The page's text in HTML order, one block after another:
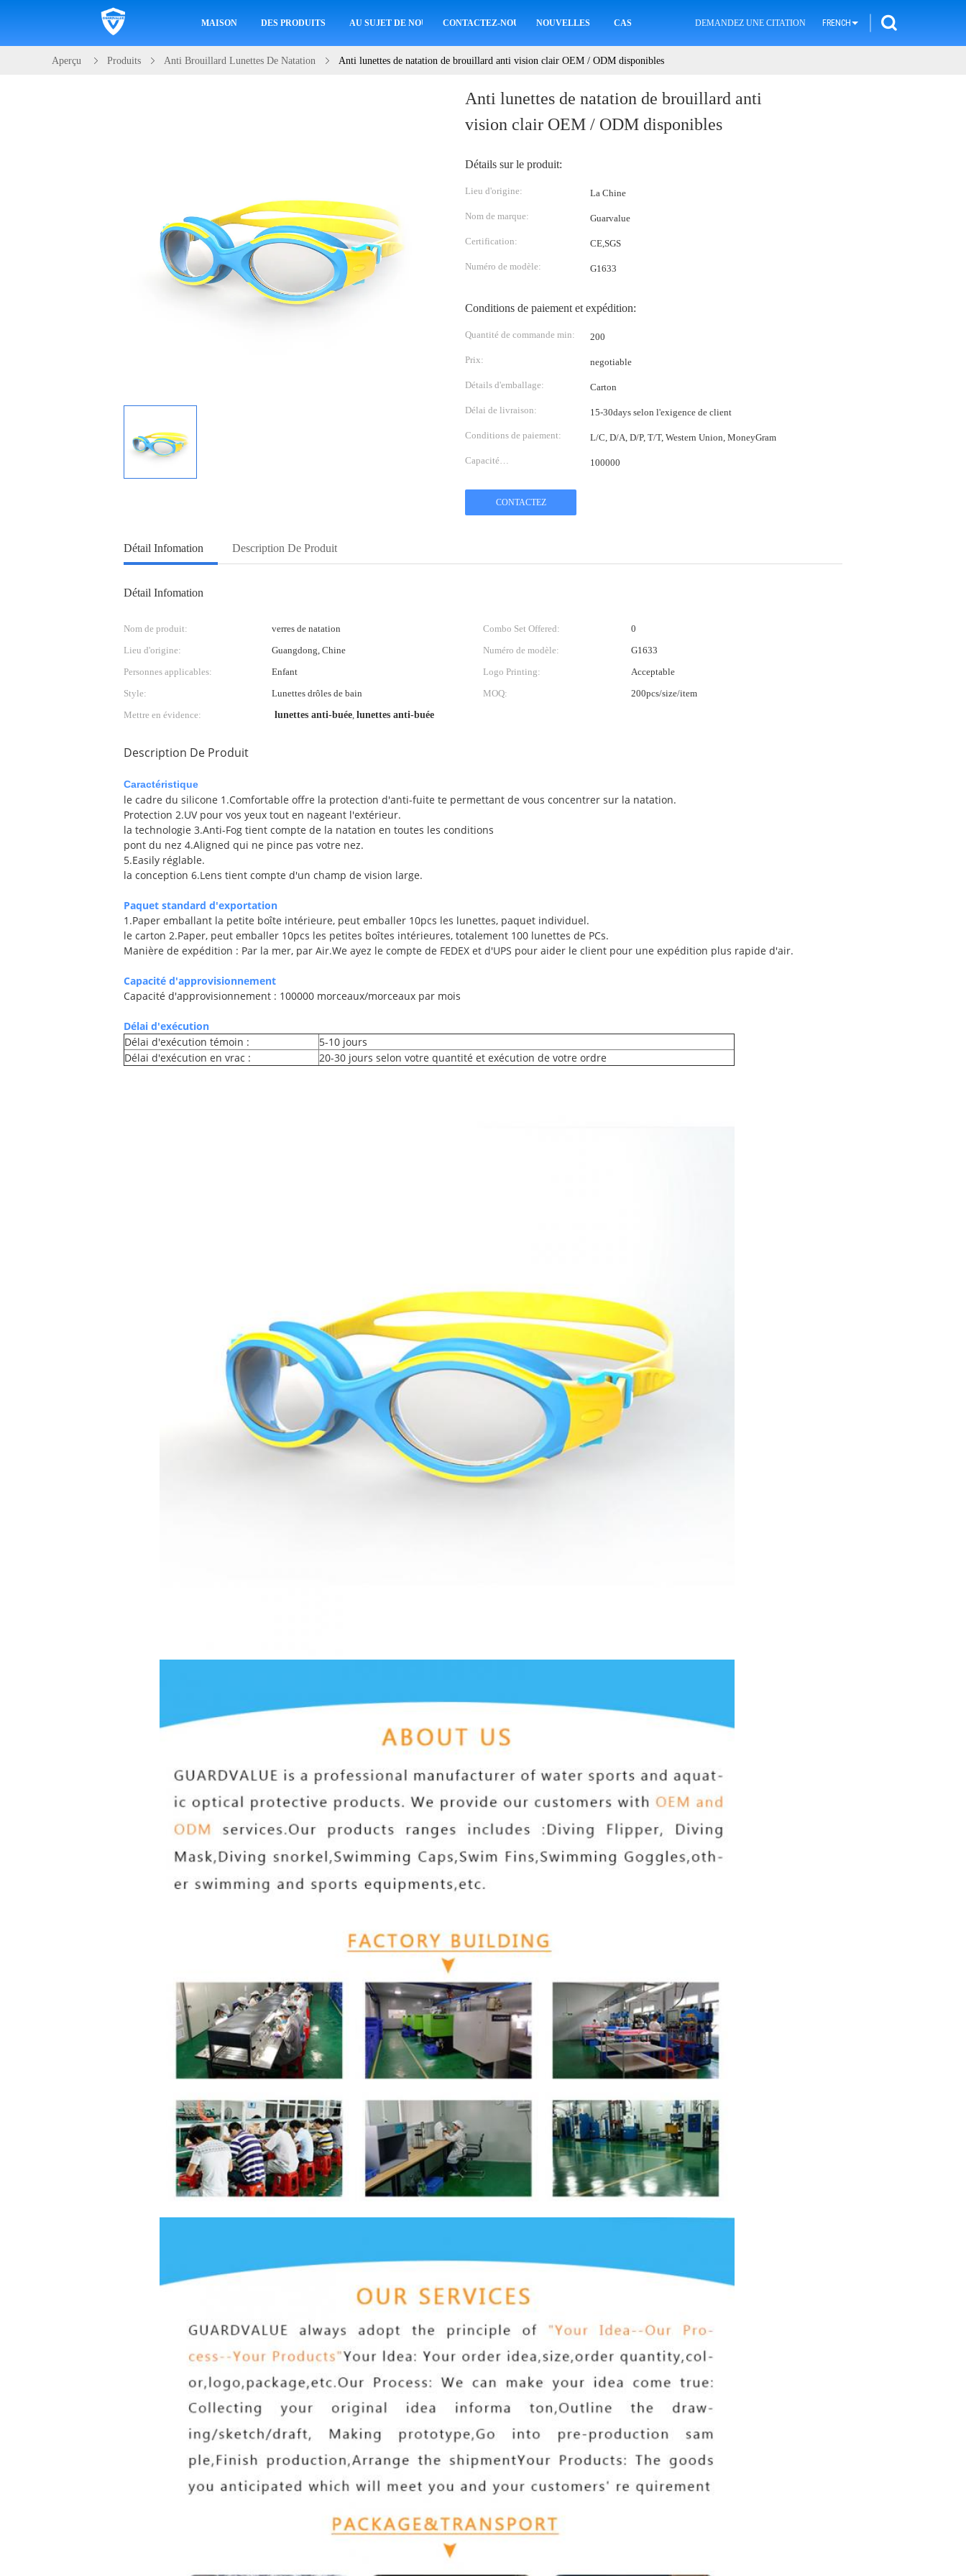
MAISON DES PRODUITS AU SUJET DE NOUS CONTACTEZ-NOUS NOUVELLES CAS DEMANDEZ UNE CITATION FRENCH
Aperçu Produits Anti Brouillard Lunettes De Natation Anti lunettes de natation de brouillard anti vision clair OEM / ODM disponibles
Anti lunettes de natation de brouillard anti
vision clair OEM / ODM disponibles
Détails sur le produit:
Lieu d'origine: La Chine
Nom de marque: Guarvalue
Certification: CE,SGS
Numéro de modèle: G1633
Conditions de paiement et expédition:
Quantité de commande min: 200
Prix: negotiable
Détails d'emballage: Carton
Délai de livraison: 15-30days selon l'exigence de client
Conditions de paiement: L/C, D/A, D/P, T/T, Western Union, MoneyGram
Capacité
100000
CONTACTEZ
Détail Infomation Description De Produit
Détail Infomation
Nom de produit: verres de natation Combo Set Offered:
0
Lieu d'origine:
Guangdong, Chine Numéro de modèle:
G1633
Personnes applicables:
Enfant Logo Printing:
Acceptable
Style:
Lunettes drôles de bain MOQ:
200pcs/size/item
Mettre en évidence:
lunettes anti-buée, lunettes anti-buée
Description De Produit
Caractéristique
le cadre du silicone 1.Comfortable offre la protection d'anti-fuite te permettant de vous concentrer sur la natation.
Protection 2.UV pour vos yeux tout en nageant l'extérieur.
la technologie 3.Anti-Fog tient compte de la natation en toutes les conditions
pont du nez 4.Aligned qui ne pince pas votre nez.
5.Easily réglable.
la conception 6.Lens tient compte d'un champ de vision large.
Paquet standard d'exportation
1.Paper emballant la petite boîte intérieure, peut emballer 10pcs les lunettes, paquet individuel.
le carton 2.Paper, peut emballer 10pcs les petites boîtes intérieures, totalement 100 lunettes de PCs.
Manière de expédition : Par la mer, par Air.We ayez le compte de FEDEX et d'UPS pour aider le client pour une expédition plus rapide d'air.
Capacité d'approvisionnement
Capacité d'approvisionnement : 100000 morceaux/morceaux par mois
Délai d'exécution
Délai d'exécution témoin :
5-10 jours
Délai d'exécution en vrac :
20-30 jours selon votre quantité et exécution de votre ordre